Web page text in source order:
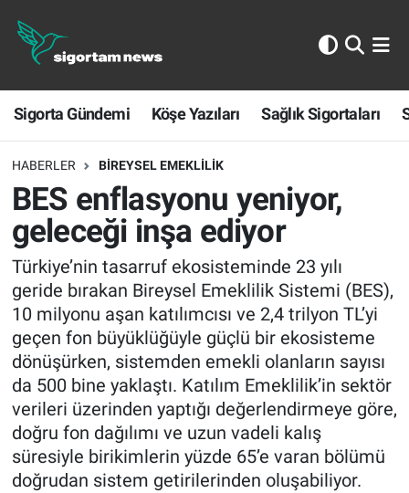
Sigorta Gündemi Köşe Yazıları Sağlık Sigortaları
HABERLER BIREYSEL EMEKLILIK
BES enflasyonu yeniyor,
geleceği inşa ediyor
Türkiye’nin tasarruf ekosisteminde 23 yılı
geride bırakan Bireysel Emeklilik Sistemi (BES),
10 milyonu aşan katılımcısı ve 2,4 trilyon TL’yi
geçen fon büyüklüğüyle güçlü bir ekosisteme
dönüşürken, sistemden emekli olanların sayısı
da 500 bine yaklaştı. Katılım Emeklilik’in sektör
verileri üzerinden yaptığı değerlendirmeye göre,
doğru fon dağılımı ve uzun vadeli kalış
süresiyle birikimlerin yüzde 65’e varan bölümü
doğrudan sistem getirilerinden oluşabiliyor.
Sigorta Gündemi
Köşe Yazıları
Sağlık Sigortaları
Sporun Sigortası
Ekonomi